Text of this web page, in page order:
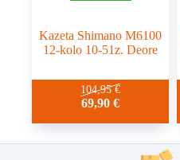
Kazeta Shimano M6100
12-kolo 10-51z. Deore
104,95€
69,90€